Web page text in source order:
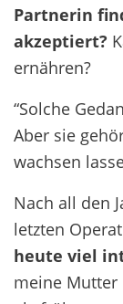
Partnerin
akzeptiert?
ernähren?
“Solche
Aber sie
wachsen
Nach all den
letzten
heute viel
meine Mutter